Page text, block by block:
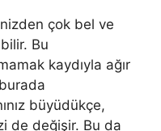
çok bel ve
Bu
kaydıyla ağır
büyüdükçe,
de değişir. Bu da